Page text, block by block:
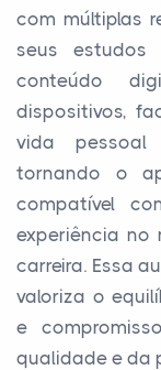
com múltiplas
seus
conteúdo
dispositivos,
vida pessoal
tornando o
compatível
experiência no
carreira. Essa
valoriza o
e
qualidade e da